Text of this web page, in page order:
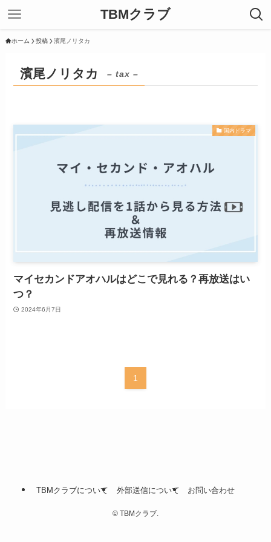
TBMクラブ
ホーム 投稿 濱尾ノリタカ
濱尾ノリタカ – tax –
国内ドラマ
マイセカンドアオハルはどこで見れる？再放送はい
つ？
2024年6月7日
1
TBMクラブについて 外部送信について お問い合わせ
© TBMクラブ.